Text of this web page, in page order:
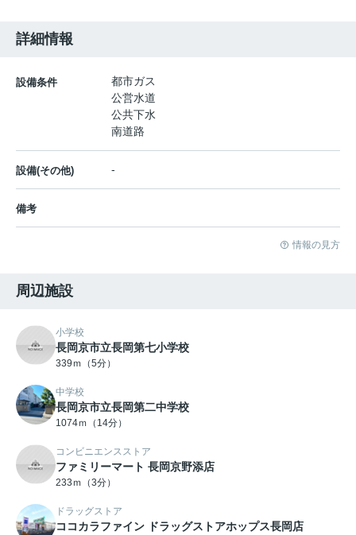
詳細情報
設備条件
都市ガス
公営水道
公共下水
南道路
設備(その他) -
備考
情報の見方
周辺施設
小学校
長岡京市立長岡第七小学校
339ｍ（5分）
中学校
長岡京市立長岡第二中学校
1074ｍ（14分）
コンビニエンスストア
ファミリーマート 長岡京野添店
233ｍ（3分）
ドラッグストア
ココカラファイン ドラッグストアホップス長岡店